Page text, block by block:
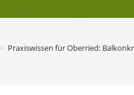
> Praxiswissen für Oberried: